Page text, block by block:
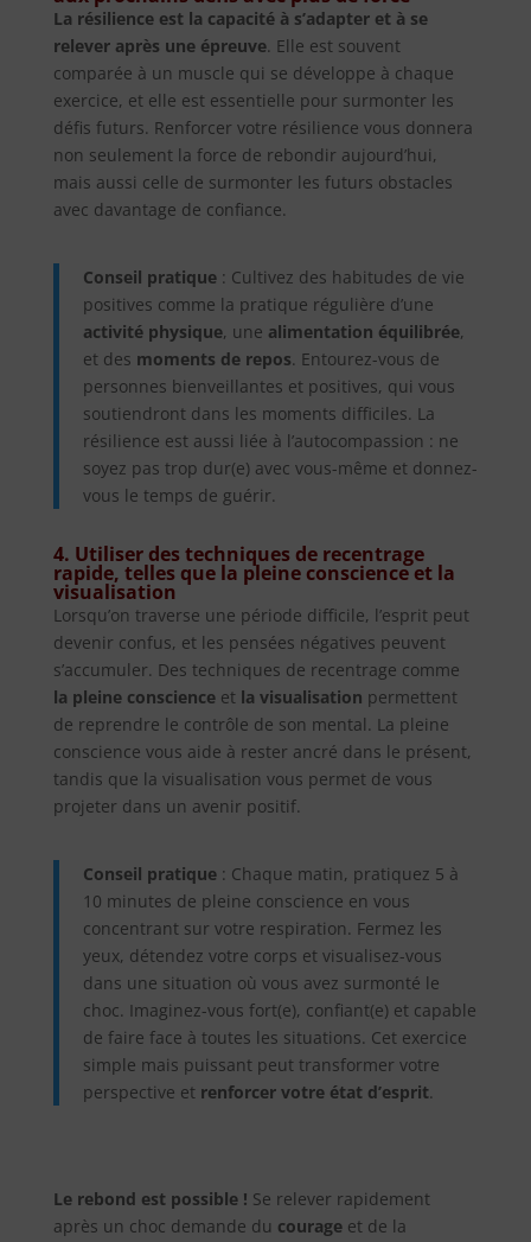
La résilience est la capacité à s’adapter et à se
relever après une épreuve. Elle est souvent
comparée à un muscle qui se développe à chaque
exercice, et elle est essentielle pour surmonter les
défis futurs. Renforcer votre résilience vous donnera
non seulement la force de rebondir aujourd’hui,
mais aussi celle de surmonter les futurs obstacles
avec davantage de confiance.
Conseil pratique: Cultivez des habitudes de vie
positives comme la pratique régulière d’une
activité physique, une alimentation équilibrée,
et des moments de repos. Entourez-vous de
personnes bienveillantes et positives, qui vous
soutiendront dans les moments difficiles. La
résilience est aussi liée à l’autocompassion : ne
soyez pas trop dur(e) avec vous-même et donnez-
vous le temps de guérir.
4. Utiliser des techniques de recentrage
rapide, telles que la pleine conscience et la
visualisation
Lorsqu’on traverse une période difficile, l’esprit peut
devenir confus, et les pensées négatives peuvent
s’accumuler. Des techniques de recentrage comme
la pleine conscienceet la visualisation permettent
de reprendre le contrôle de son mental. La pleine
conscience vous aide à rester ancré dans le présent,
tandis que la visualisation vous permet de vous
projeter dans un avenir positif.
Conseil pratique: Chaque matin, pratiquez 5 à
10 minutes de pleine conscience en vous
concentrant sur votre respiration. Fermez les
yeux, détendez votre corps et visualisez-vous
dans une situation où vous avez surmonté le
choc. Imaginez-vous fort(e), confiant(e) et capable
de faire face à toutes les situations. Cet exercice
simple mais puissant peut transformer votre
perspective et renforcer votre état d’esprit.
Le rebond est possible ! Se relever rapidement
après un choc demande du courageet de la